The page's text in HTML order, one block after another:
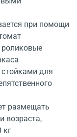
при помощи
для
размещать
возраста,
кг